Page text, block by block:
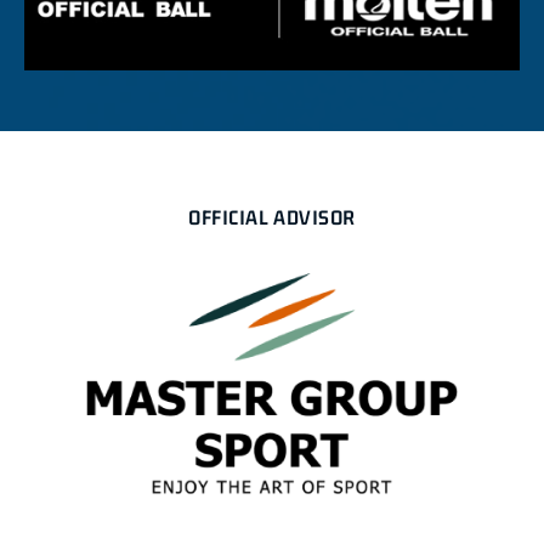
OFFICIAL ADVISOR